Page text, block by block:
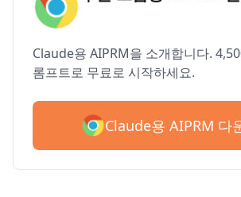
Claude용 AIPRM을 소개합니다.
롬프트로 무료로 시작하세요.
Claude용 AIPRM 다